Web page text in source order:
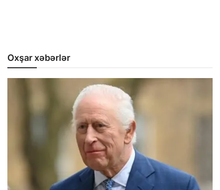
Oxşar xəbərlər